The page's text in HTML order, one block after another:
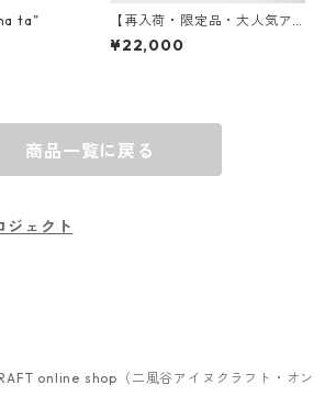
ta”
【再入荷・限定品・大人気ア
イテム】inuye (イヌイェ) 万
年筆
¥22,000
商品一覧に戻る
ジェクト
online shop（二風谷アイヌクラフト・オン